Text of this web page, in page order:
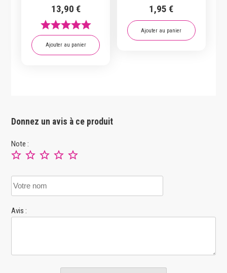
13,90 €
Ajouter au panier
1,95€
Ajouter au panier
Donnez un avis à ce produit
Note :
Avis :